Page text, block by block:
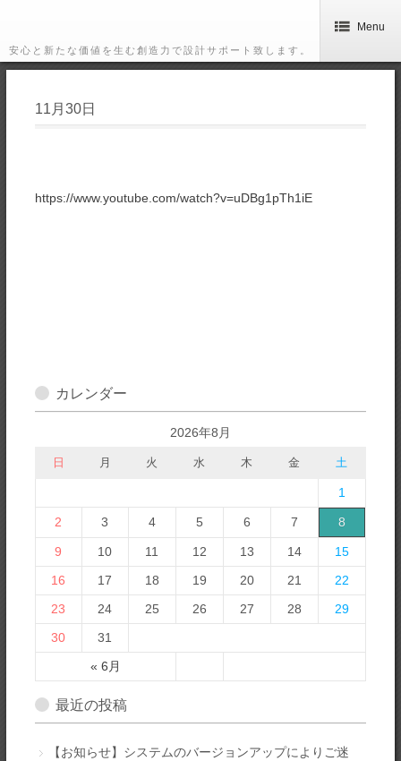
安心と新たな価値を生む創造力で設計サポート致します。
Menu
11月30日
https://www.youtube.com/watch?v=uDBg1pTh1iE
カレンダー
2026年8月
日 月 火 水 木 金 土
« 6月
1
2 3 4 5 6 7 8
9 10 11 12 13 14
15
16
17 18 19 20 21
22
23
24 25 26 27 28
29
30
31
最近の投稿
【お知らせ】システムのバージョンアップによりご迷